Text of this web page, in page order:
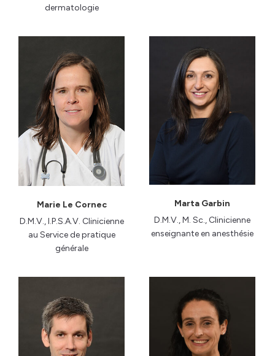
dermatologie
Marie Le Cornec
D.M.V., I.P.S.A.V. Clinicienne
au Service de pratique
générale
Marta Garbin
D.M.V., M. Sc., Clinicienne
enseignante en anesthésie